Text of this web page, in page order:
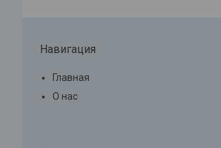
Навигация
Главная
О нас